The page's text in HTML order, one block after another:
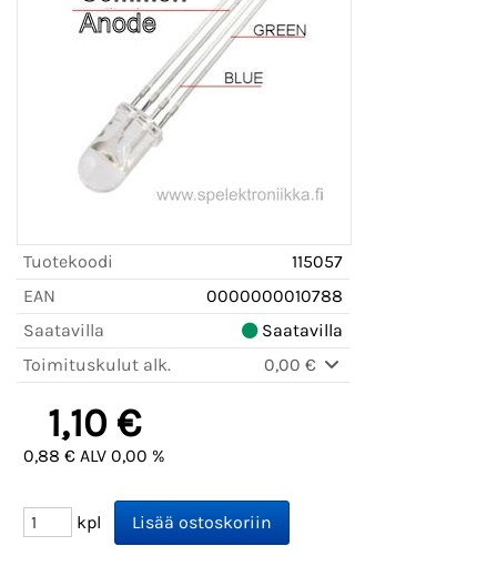
Tuotekoodi
115057
EAN
0000000010788
Saatavilla
Saatavilla
Toimituskulut alk.
0,00 €
1,10 €
0,88 € ALV 0,00 %
kpl